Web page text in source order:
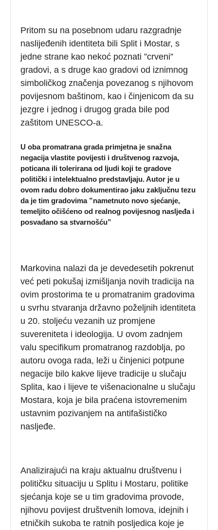
Pritom su na posebnom udaru razgradnje
naslijeđenih identiteta bili Split i Mostar, s
jedne strane kao nekoć poznati ”crveni”
gradovi, a s druge kao gradovi od iznimnog
simboličkog značenja povezanog s njihovom
povijesnom baštinom, kao i činjenicom da su
jezgre i jednog i drugog grada bile pod
zaštitom UNESCO-a.
U oba promatrana grada primjetna je snažna
negacija vlastite povijesti i društvenog razvoja,
poticana ili tolerirana od ljudi koji te gradove
politički i intelektualno predstavljaju. Autor je u
ovom radu dobro dokumentirao jaku zaključnu tezu
da je tim gradovima ”nametnuto novo sjećanje,
temeljito očišćeno od realnog povijesnog nasljeđa i
posvađano sa stvarnošću”
Markovina nalazi da je devedesetih pokrenut
već peti pokušaj izmišljanja novih tradicija na
ovim prostorima te u promatranim gradovima
u svrhu stvaranja državno poželjnih identiteta
u 20. stoljeću vezanih uz promjene
suvereniteta i ideologija. U ovom zadnjem
valu specifikum promatranog razdoblja, po
autoru ovoga rada, leži u činjenici potpune
negacije bilo kakve lijeve tradicije u slučaju
Splita, kao i lijeve te višenacionalne u slučaju
Mostara, koja je bila praćena istovremenim
ustavnim pozivanjem na antifašističko
nasljeđe.
Analizirajući na kraju aktualnu društvenu i
političku situaciju u Splitu i Mostaru, politike
sjećanja koje se u tim gradovima provode,
njihovu povijest društvenih lomova, idejnih i
etničkih sukoba te ratnih posljedica koje je